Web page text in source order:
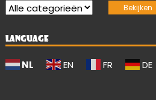
LANGUAGE
NL EN FR DE